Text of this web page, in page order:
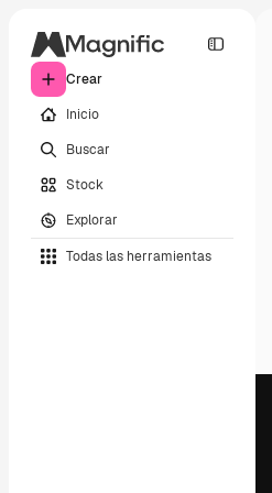
Crear
Inicio
Buscar
Stock
Explorar
Todas las herramientas